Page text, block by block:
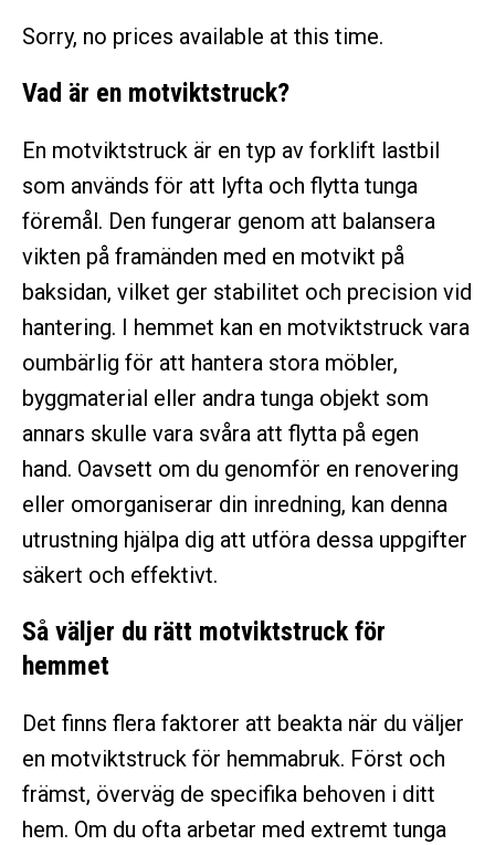
Sorry, no prices available at this time.
Vad är en motviktstruck?
En motviktstruck är en typ av forklift lastbil
som används för att lyfta och flytta tunga
föremål. Den fungerar genom att balansera
vikten på framänden med en motvikt på
baksidan, vilket ger stabilitet och precision vid
hantering. I hemmet kan en motviktstruck vara
oumbärlig för att hantera stora möbler,
byggmaterial eller andra tunga objekt som
annars skulle vara svåra att flytta på egen
hand. Oavsett om du genomför en renovering
eller omorganiserar din inredning, kan denna
utrustning hjälpa dig att utföra dessa uppgifter
säkert och effektivt.
Så väljer du rätt motviktstruck för
hemmet
Det finns flera faktorer att beakta när du väljer
en motviktstruck för hemmabruk. Först och
främst, överväg de specifika behoven i ditt
hem. Om du ofta arbetar med extremt tunga